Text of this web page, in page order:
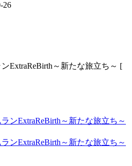
26
ExtraReBirth～新たな旅立ち～ [